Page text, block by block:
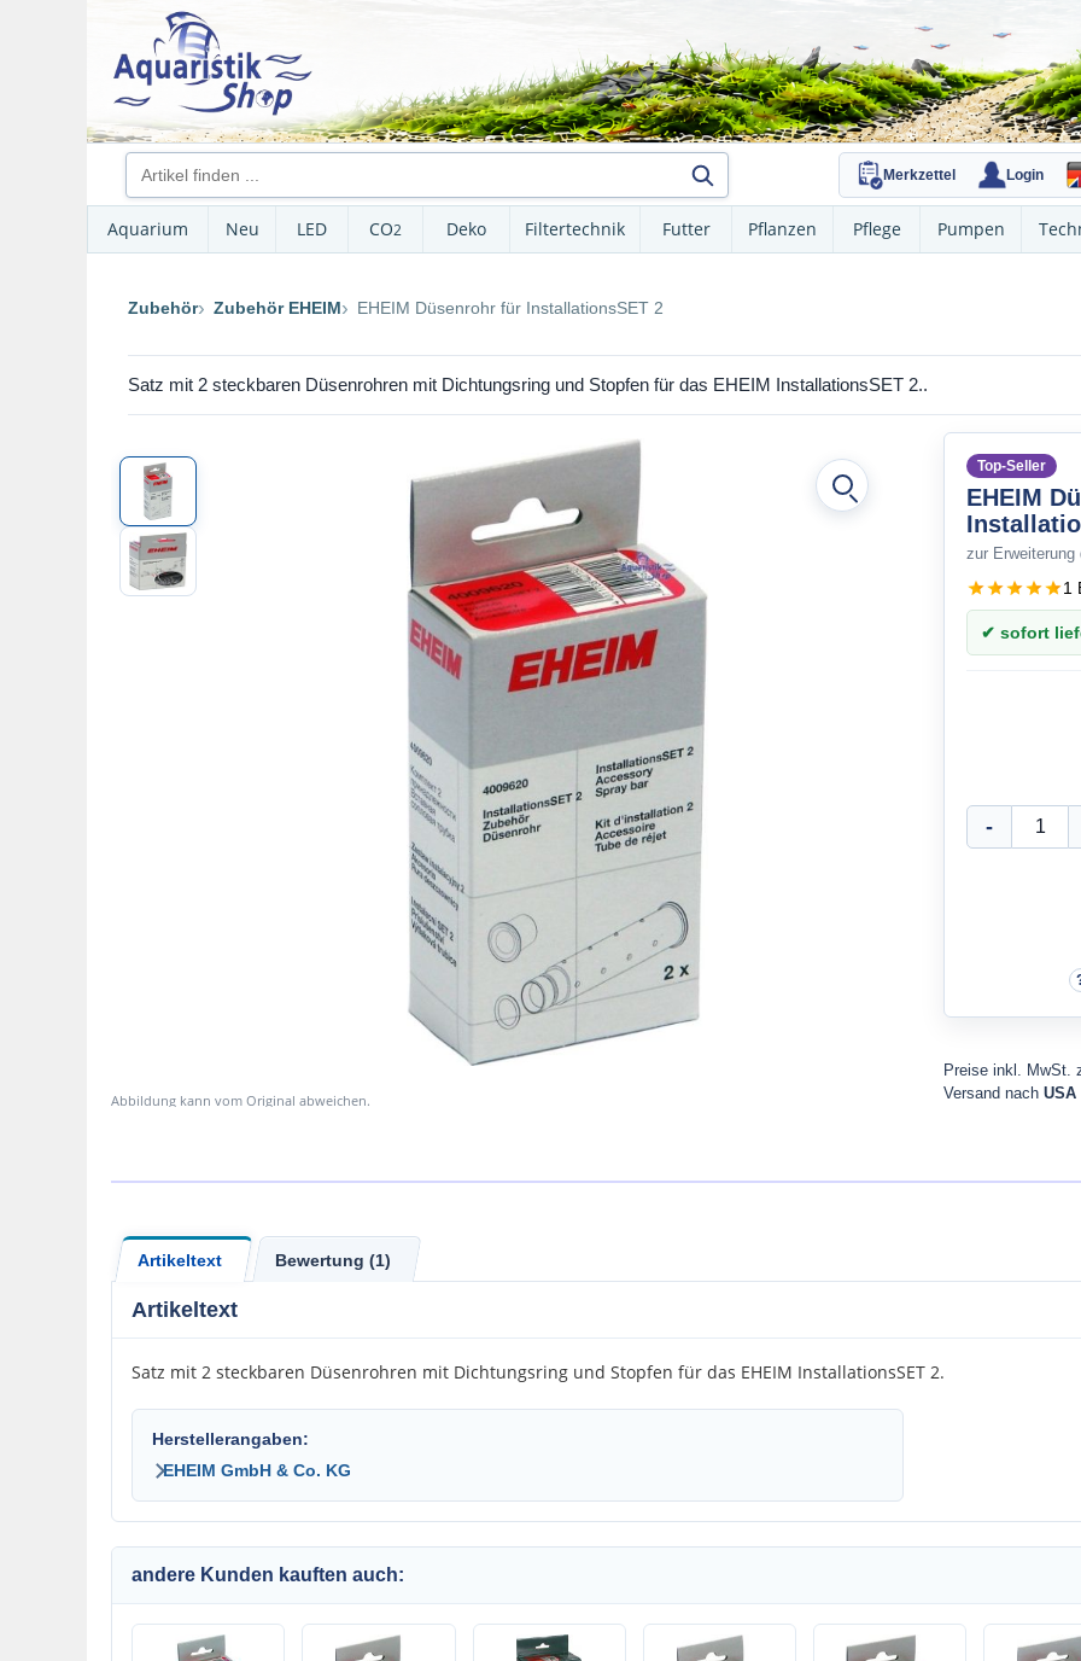
Merkzettel Login
Aquarium Neu LED CO2 Deko Filtertechnik Futter Pflanzen Pflege Pumpen
Zubehör Zubehör EHEIM EHEIM Düsenrohr für InstallationsSET 2
Satz mit 2 steckbaren Düsenrohren mit Dichtungsring und Stopfen für das EHEIM InstallationsSET 2..
Abbildung kann vom Original abweichen.
Top-Seller
EHEIM
zur
1
✔ sofort
Preise inkl. MwSt.
Versand nach USA
Artikeltext Bewertung (1)
Artikeltext
Satz mit 2 steckbaren Düsenrohren mit Dichtungsring und Stopfen für das EHEIM InstallationsSET 2.
Herstellerangaben:
EHEIM GmbH & Co. KG
andere Kunden kauften auch: